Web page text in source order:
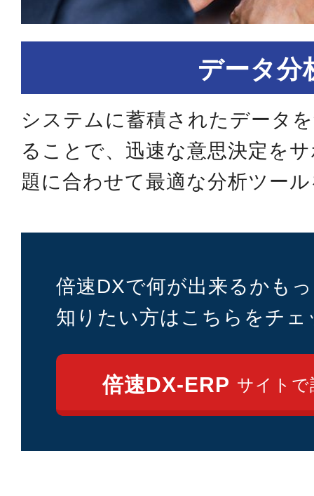
データ分
システムに蓄積されたデータ
ることで、迅速な意思決定を
題に合わせて最適な分析ツー
倍速DXで何が出来るかも
知りたい方は こちらをチェ
倍速DX-ERP サイト